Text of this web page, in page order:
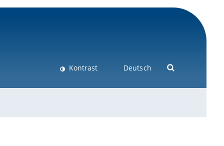
Kontrast Deutsch